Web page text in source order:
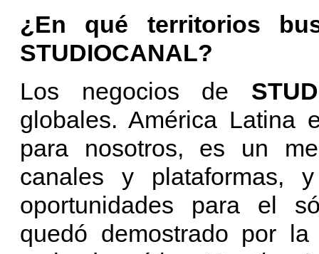
¿En qué territorios
STUDIOCANAL?
Los negocios de
globales. América Latina
para nosotros, es un
canales y plataformas,
oportunidades para el
quedó demostrado por